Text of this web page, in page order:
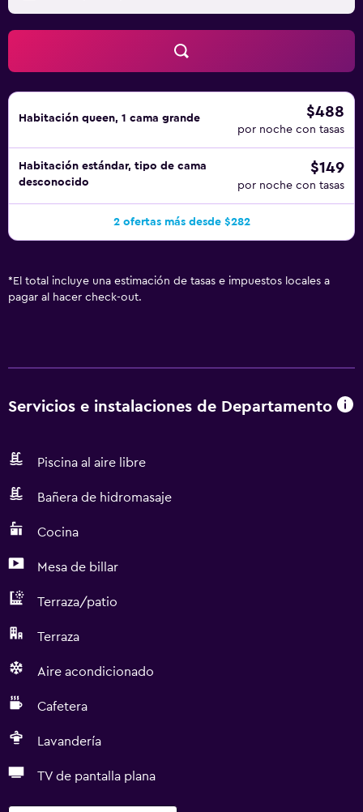
Habitación queen, 1 cama grande $488
por noche con tasas
Habitación estándar, tipo de cama
desconocido
$149
por noche con tasas
2 ofertas más desde $282
* El total incluye una estimación de tasas e impuestos locales a
pagar al hacer check-out.
Servicios e instalaciones de Departamento
Piscina al aire libre
Bañera de hidromasaje
Cocina
Mesa de billar
Terraza/patio
Terraza
Aire acondicionado
Cafetera
Lavandería
TV de pantalla plana